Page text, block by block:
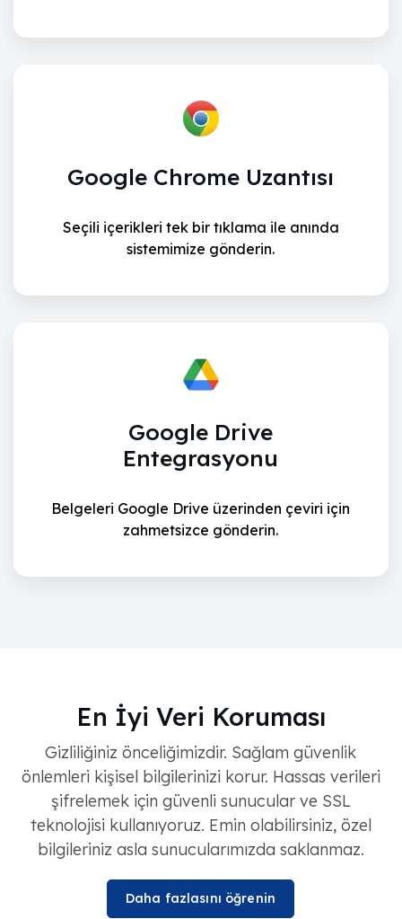
Google Chrome Uzantısı
Seçili içerikleri tek bir tıklama ile anında
sistemimize gönderin.
Google Drive
Entegrasyonu
Belgeleri Google Drive üzerinden çeviri için
zahmetsizce gönderin.
En İyi Veri Koruması
Gizliliğiniz önceliğimizdir. Sağlam güvenlik
önlemleri kişisel bilgilerinizi korur. Hassas verileri
şifrelemek için güvenli sunucular ve SSL
teknolojisi kullanıyoruz. Emin olabilirsiniz, özel
bilgileriniz asla sunucularımızda saklanmaz.
Daha fazlasını öğrenin